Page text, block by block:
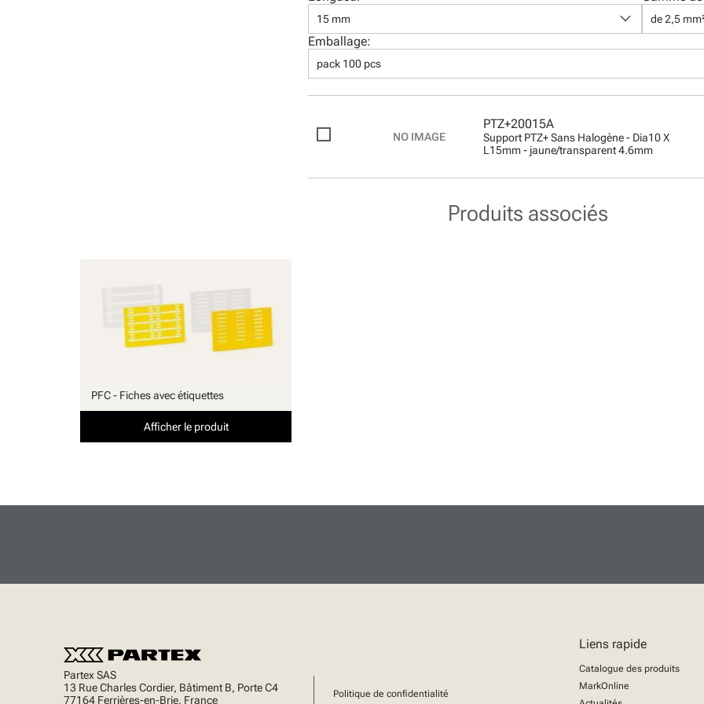
15 mm keyboard_arrow_down de 2,5
Emballage:
pack 100 pcs
PTZ+20015A
Support PTZ+ Sans Halogène - Dia10 X
L15mm - jaune/transparent 4.6mm
Produits associés
PFC - Fiches avec étiquettes
Afficher le produit
Partex SAS
13 Rue Charles Cordier, Bâtiment B, Porte C4
77164 Ferrières-en-Brie, France
Politique de confidentialité
Liens rapide
Catalogue des produits
MarkOnline